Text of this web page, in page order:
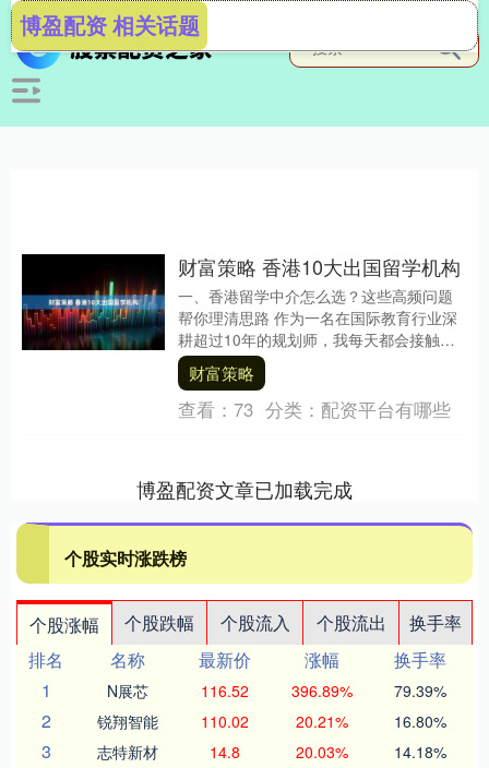
博盈配资 相关话题
财富策略 香港10大出国留学机构
一、香港留学中介怎么选？这些高频问题
帮你理清思路 作为一名在国际教育行业深
耕超过10年的规划师，我每天都会接触到
大量香港学生和家长的咨询。大家最常纠
结的问题无非....
财富策略
查看： 73 分类： 配资平台有哪些
博盈配资文章已加载完成
个股实时涨跌榜
个股涨幅 个股跌幅 个股流入 个股流出
换手率
排名
名称 最新价 涨幅
换手率
1
N展芯 116.52 396.89% 79.39%
2 锐翔智能 110.02 20.21% 16.80%
3 志特新材 14.8 20.03% 14.18%